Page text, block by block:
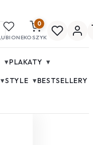
0
KOSZYK
▾PLAKATY ▾
▾STYLE ▾BESTSELLERY